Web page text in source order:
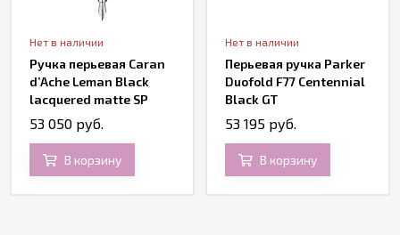
Нет в наличии
Ручка перьевая Caran
d’Ache Leman Black
lacquered matte SP
53 050 руб.
В корзину
Нет в наличии
Перьевая ручка Parker
Duofold F77 Centennial
Black GT
53 195 руб.
В корзину